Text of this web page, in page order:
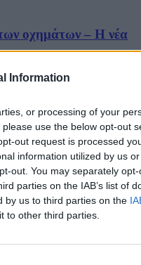
Information
or processing of your
use the below opt-out
out request is processed
information utilized by us
out. You may separately
parties on the IAB’s list of
by us to third parties on the
to other third parties.
οχημάτων – Η νέα